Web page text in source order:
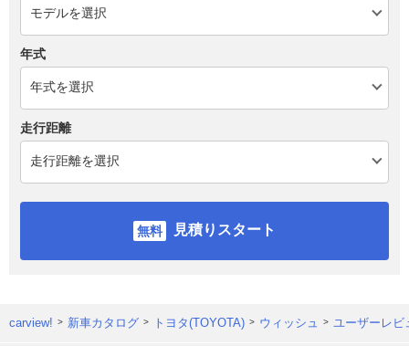
年式
走行距離
見積りスタート
carview! 新車カタログ トヨタ(TOYOTA) ウィッシュ ユーザーレビ